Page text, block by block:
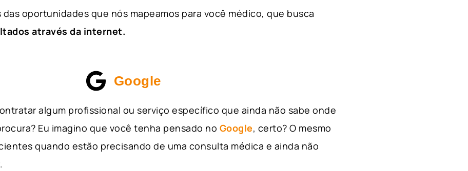
oportunidades que nós mapeamos para você médico, que busca
através da internet.
Google
algum profissional ou serviço específico que ainda não sabe onde
Eu imagino que você tenha pensado no Google, certo? O mesmo
quando estão precisando de uma consulta médica e ainda não